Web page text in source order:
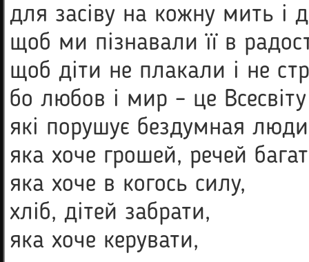
для засіву на кожну мить і
щоб ми пізнавали її в
щоб діти не плакали і не
бо любов і мир – це
які порушує бездумная
яка хоче грошей, речей
яка хоче в когось силу,
хліб, дітей забрати,
яка хоче керувати,